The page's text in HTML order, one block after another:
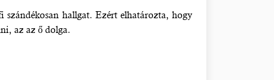
szándékosan hallgat. Ezért elhatározta, hogy
az az ő dolga.